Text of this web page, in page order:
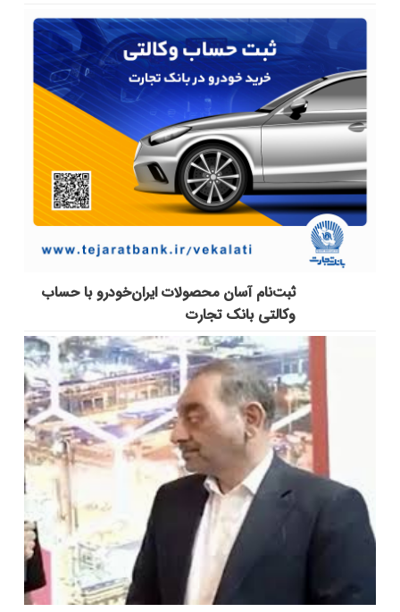
ثبت‌نام آسان محصولات ایران‌خودرو با حساب
وکالتی بانک تجارت